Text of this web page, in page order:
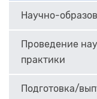
Научно-
Проведение
практики
Подготовка/